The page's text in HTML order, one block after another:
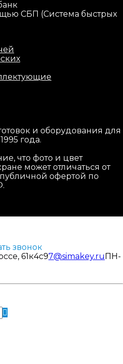
и оборудования для
года.
что фото и цвет
может отличаться от
офертой по
звонок
61к4с97@simakey.ruПН-